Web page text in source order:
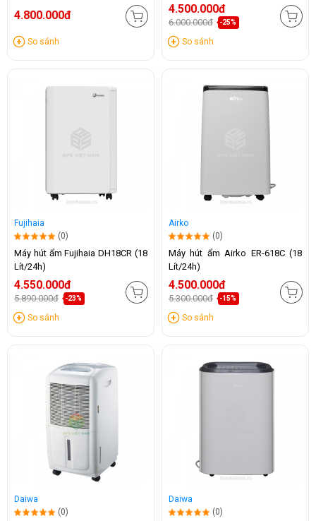
4.800.000đ
So sánh
4.500.000đ
6.000.000đ -25%
So sánh
Fujihaia
(0)
Máy hút ẩm Fujihaia DH18CR (18
Lít/24h)
4.550.000đ
5.890.000đ -23%
So sánh
Airko
(0)
Máy hút ẩm Airko ER-618C (18
Lít/24h)
4.500.000đ
5.300.000đ -15%
So sánh
Daiwa
(0)
Daiwa
(0)